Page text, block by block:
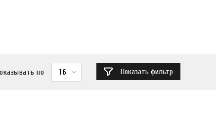
по 16 Показать фильтр